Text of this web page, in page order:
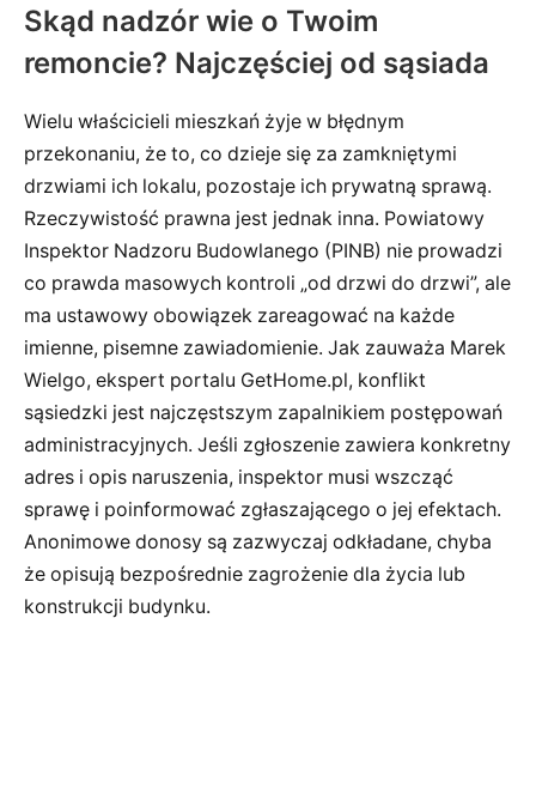
Skąd nadzór wie o Twoim
remoncie? Najczęściej od sąsiada
Wielu właścicieli mieszkań żyje w błędnym
przekonaniu, że to, co dzieje się za zamkniętymi
drzwiami ich lokalu, pozostaje ich prywatną sprawą.
Rzeczywistość prawna jest jednak inna. Powiatowy
Inspektor Nadzoru Budowlanego (PINB) nie prowadzi
co prawda masowych kontroli „od drzwi do drzwi”, ale
ma ustawowy obowiązek zareagować na każde
imienne, pisemne zawiadomienie. Jak zauważa Marek
Wielgo, ekspert portalu GetHome.pl, konflikt
sąsiedzki jest najczęstszym zapalnikiem postępowań
administracyjnych. Jeśli zgłoszenie zawiera konkretny
adres i opis naruszenia, inspektor musi wszcząć
sprawę i poinformować zgłaszającego o jej efektach.
Anonimowe donosy są zazwyczaj odkładane, chyba
że opisują bezpośrednie zagrożenie dla życia lub
konstrukcji budynku.